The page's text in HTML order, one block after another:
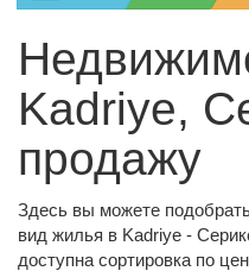
Kadriye,
продажу
Здесь вы можете
вид жилья в Kadriye -
доступна сортировка по